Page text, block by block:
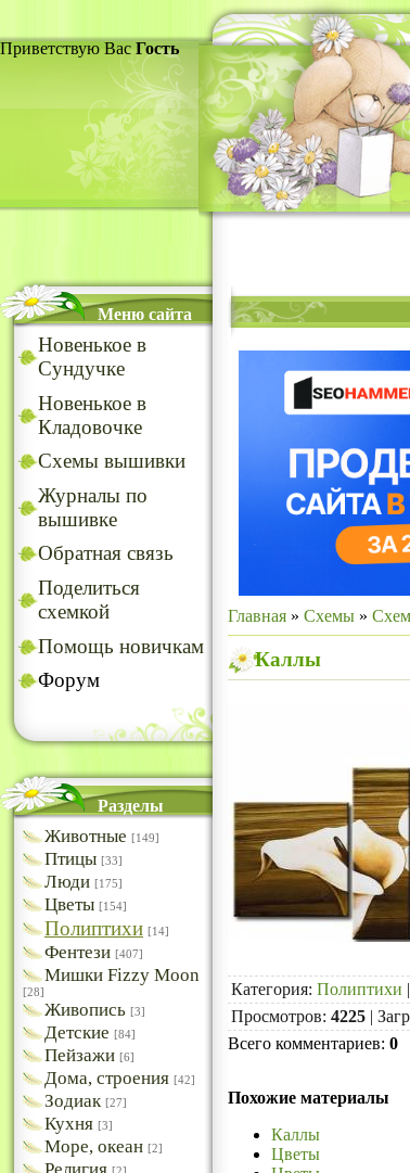
Приветствую Вас Гость
Меню сайта
Новенькое в
Сундучке
Новенькое в
Кладовочке
Схемы вышивки
Журналы по
вышивке
Обратная связь
Поделиться
схемкой
Помощь новичкам
Форум
Разделы
Животные [149]
Птицы [33]
Люди [175]
Цветы [154]
Полиптихи [14]
Фентези [407]
Мишки Fizzy Moon
[28]
Живопись [3]
Детские [84]
Пейзажи [6]
Дома, строения [42]
Зодиак [27]
Кухня [3]
Море, океан [2]
Главная » Схемы »
Каллы
Категория: Полиптихи |
Просмотров: 4225 |
Всего комментариев: 0
Похожие материалы
Каллы
Цветы